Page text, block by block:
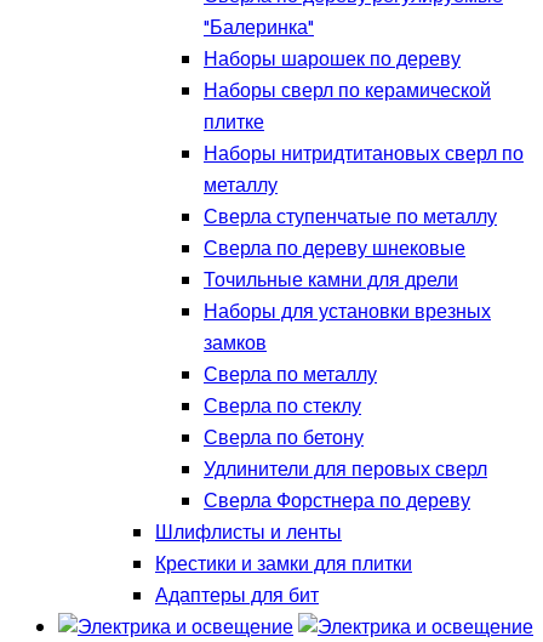
"Балеринка"
Наборы шарошек по дереву
Наборы сверл по керамической
плитке
Наборы нитридтитановых сверл по
металлу
Сверла ступенчатые по металлу
Сверла по дереву шнековые
Точильные камни для дрели
Наборы для установки врезных
замков
Сверла по металлу
Сверла по стеклу
Сверла по бетону
Удлинители для перовых сверл
Сверла Форстнера по дереву
Шлифлисты и ленты
Крестики и замки для плитки
Адаптеры для бит